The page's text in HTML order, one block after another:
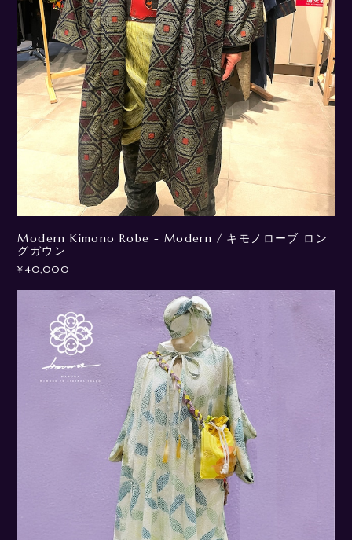
Modern Kimono Robe - Modern / キモノローブ ロン
グガウン
¥40,000